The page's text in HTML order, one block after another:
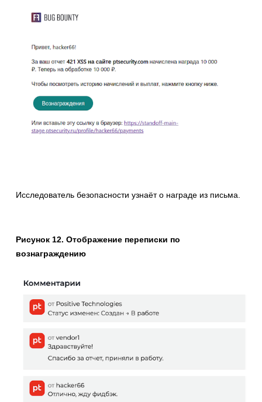
Исследователь безопасности узнаёт о награде из письма.
Рисунок 12. Отображение переписки по
вознаграждению